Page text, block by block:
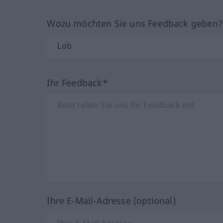
Wozu möchten Sie uns Feedback
Ihr Feedback*
Ihre E-Mail-Adresse (optional)